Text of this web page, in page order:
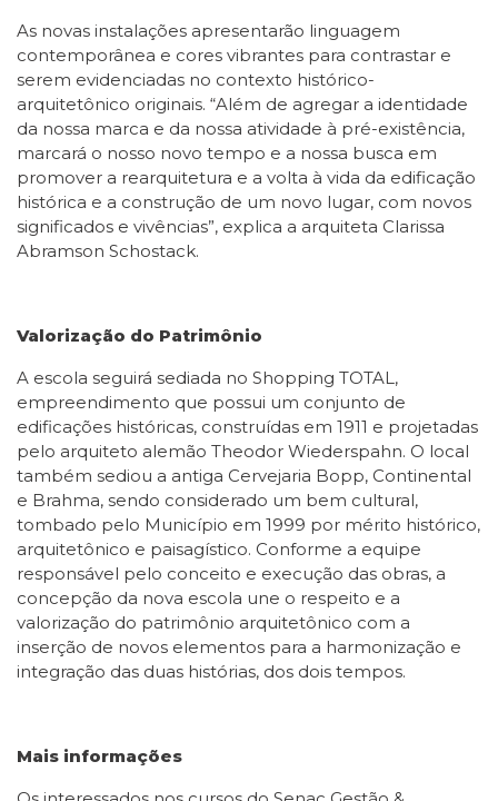
As novas instalações apresentarão linguagem
contemporânea e cores vibrantes para contrastar e
serem evidenciadas no contexto histórico-
arquitetônico originais. “Além de agregar a identidade
da nossa marca e da nossa atividade à pré-existência,
marcará o nosso novo tempo e a nossa busca em
promover a rearquitetura e a volta à vida da edificação
histórica e a construção de um novo lugar, com novos
significados e vivências”, explica a arquiteta Clarissa
Abramson Schostack.
Valorização do Patrimônio
A escola seguirá sediada no Shopping TOTAL,
empreendimento que possui um conjunto de
edificações históricas, construídas em 1911 e projetadas
pelo arquiteto alemão Theodor Wiederspahn. O local
também sediou a antiga Cervejaria Bopp, Continental
e Brahma, sendo considerado um bem cultural,
tombado pelo Município em 1999 por mérito histórico,
arquitetônico e paisagístico. Conforme a equipe
responsável pelo conceito e execução das obras, a
concepção da nova escola une o respeito e a
valorização do patrimônio arquitetônico com a
inserção de novos elementos para a harmonização e
integração das duas histórias, dos dois tempos.
Mais informações